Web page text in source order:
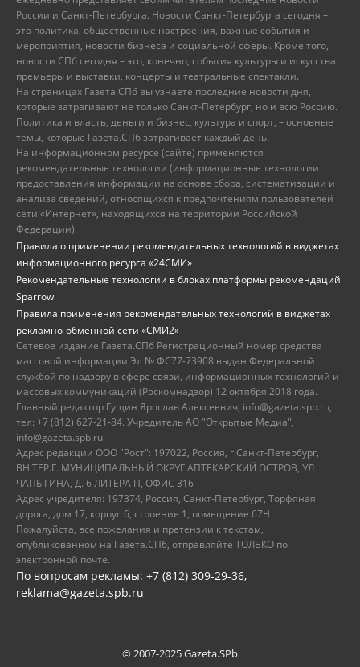
России и Санкт-Петербурга. Новости Санкт-Петербурга сегодня –
это политика, общественные настроения, важные события и
мероприятия, новости бизнеса и социальной сферы. Кроме того,
новости СПб сегодня – это, конечно, события культуры и искусства:
премьеры и выставки, концерты и театральные спектакли.
На страницах Газета.СПб вы узнаете последние новости дня,
которые затрагивают не только Санкт-Петербург, но и всю Россию.
Политика и власть, деньги и бизнес, культура и спорт, – основные
темы, которые Газета.СПб затрагивает каждый день!
На информационном ресурсе (сайте) применяются
рекомендательные технологии (информационные технологии
предоставления информации на основе сбора, систематизации и
анализа сведений, относящихся к предпочтениям пользователей
сети «Интернет», находящихся на территории Российской
Федерации).
Правила о применении рекомендательных технологий в виджетах
информационного ресурса «24СМИ»
Рекомендательные технологии в блоках платформы рекомендаций
Sparrow
Правила применения рекомендательных технологий в виджетах
рекламно-обменной сети «СМИ2»
Сетевое издание Газета.СПб Регистрационный номер средства
массовой информации Эл № ФС77-73908 выдан Федеральной
службой по надзору в сфере связи, информационных технологий и
массовых коммуникаций (Роскомнадзор) 12 октября 2018 года.
Главный редактор Гущин Ярослав Алексеевич, info@gazeta.spb.ru,
тел: +7 (812) 627-21-84. Учредитель АО "Открытые Медиа",
info@gazeta.spb.ru
Адрес редакции ООО "Рост": 197022, Россия, г.Санкт-Петербург,
ВН.ТЕР.Г. МУНИЦИПАЛЬНЫЙ ОКРУГ АПТЕКАРСКИЙ ОСТРОВ, УЛ
ЧАПЫГИНА, Д. 6 ЛИТЕРА П, ОФИС 316
Адрес учредителя: 197374, Россия, Санкт-Петербург, Торфяная
дорога, дом 17, корпус 6, строение 1, помещение 67Н
Пожалуйста, все пожелания и претензии к текстам,
опубликованном на Газета.СПб, отправляйте ТОЛЬКО по
электронной почте.
По вопросам рекламы: +7 (812) 309-29-36,
reklama@gazeta.spb.ru
© 2007-2025 Gazeta.SPb